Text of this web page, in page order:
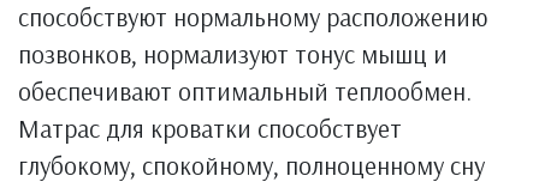
способствуют нормальному расположению
позвонков, нормализуют тонус мышц и
обеспечивают оптимальный теплообмен.
Матрас для кроватки способствует
глубокому, спокойному, полноценному сну